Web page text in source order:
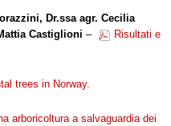
Dr.ssa agr. Cecilia
Castiglioni –
Risultati e
trees in Norway.
arboricoltura a salvaguardia dei